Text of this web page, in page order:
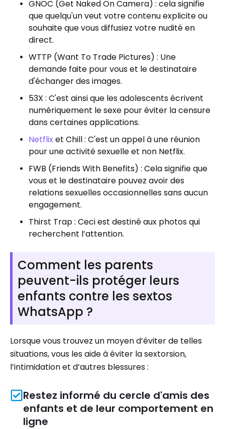
GNOC (Get Naked On Camera) : cela signifie
que quelqu'un veut votre contenu explicite ou
souhaite que vous diffusiez votre nudité en
direct.
WTTP (Want To Trade Pictures) : Une
demande faite pour vous et le destinataire
d'échanger des images.
53X : C'est ainsi que les adolescents écrivent
numériquement le sexe pour éviter la censure
dans certaines applications.
Netflixet Chill : C'est un appel à une réunion
pour une activité sexuelle et non Netflix.
FWB (Friends With Benefits) : Cela signifie que
vous et le destinataire pouvez avoir des
relations sexuelles occasionnelles sans aucun
engagement.
Thirst Trap : Ceci est destiné aux photos qui
recherchent l’attention.
Comment les parents
peuvent-ils protéger leurs
enfants contre les sextos
WhatsApp ?
Lorsque vous trouvez un moyen d’éviter de telles
situations, vous les aide à éviter la sextorsion,
l’intimidation et d’autres blessures :
Restez informé du cercle d'amis des
enfants et de leur comportement en
ligne